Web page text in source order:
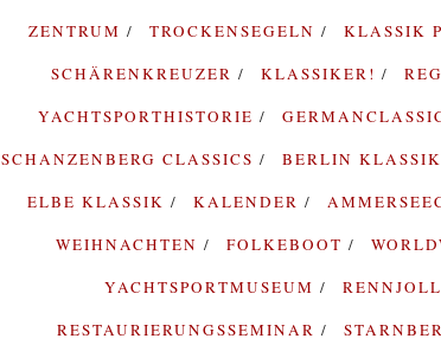
ZENTRUM
TROCKENSEGELN KLASSIK
SCHÄRENKREUZER
KLASSIKER!
YACHTSPORTHISTORIE
SCHANZENBERG CLASSICS
BERLIN
ELBE KLASSIK
KALENDER
WEIHNACHTEN
FOLKEBOOT
YACHTSPORTMUSEUM
RESTAURIERUNGSSEMINAR